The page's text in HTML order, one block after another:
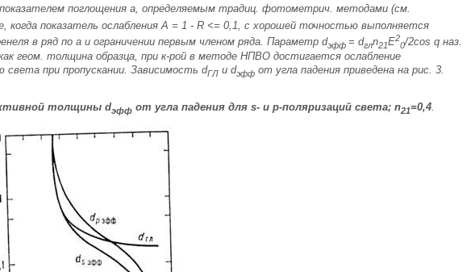
поглощения a, определяемым традиц. фотометрич. методами (см.
когда показатель ослабления A = 1 - R <= 0,1, с хорошей точностью выполняется
в ряд по a и ограничении первым членом ряда. Параметр dэфф = dглn21E2
0/2соs q наз.
геом. толщина образца, при к-рой в методе НПВО достигается ослабление
света при пропускании. Зависимость dГЛ и dэфф от угла падения приведена на рис. 3.
толщины dэфф от угла падения для s- и р-поляризаций света; n21=0,4.